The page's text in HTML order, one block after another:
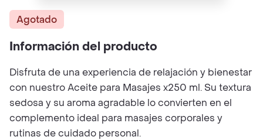
Agotado
Información del producto
Disfruta de una experiencia de relajación y bienestar
con nuestro Aceite para Masajes x250 ml. Su textura
sedosa y su aroma agradable lo convierten en el
complemento ideal para masajes corporales y
rutinas de cuidado personal.